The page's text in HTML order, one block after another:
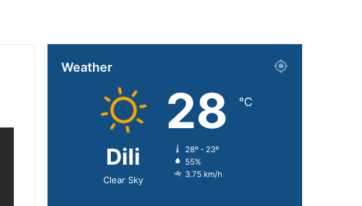
Weather
Dili
Clear Sky
28 ℃
28º - 23º
55%
3.75 km/h